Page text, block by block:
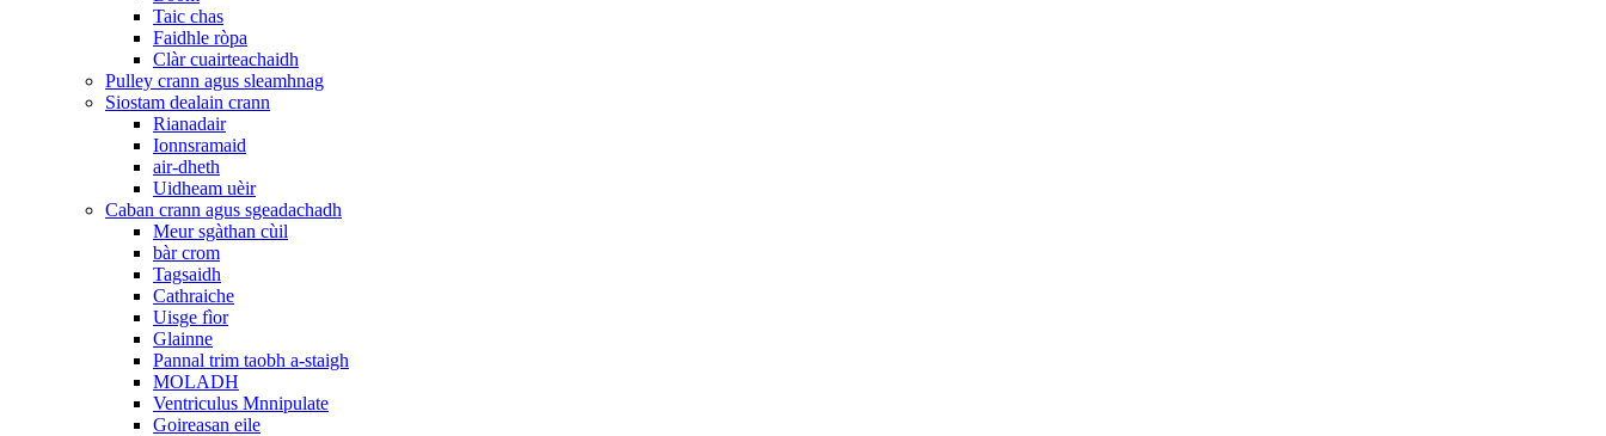
Taic chas
Faidhle ròpa
Clàr cuairteachaidh
Pulley crann agus sleamhnag
Siostam dealain crann
Rianadair
Ionnsramaid
air-dheth
Uidheam uèir
Caban crann agus sgeadachadh
Meur sgàthan cùil
bàr crom
Tagsaidh
Cathraiche
Uisge fìor
Glainne
Pannal trim taobh a-staigh
MOLADH
Ventriculus Mnnipulate
Goireasan eile